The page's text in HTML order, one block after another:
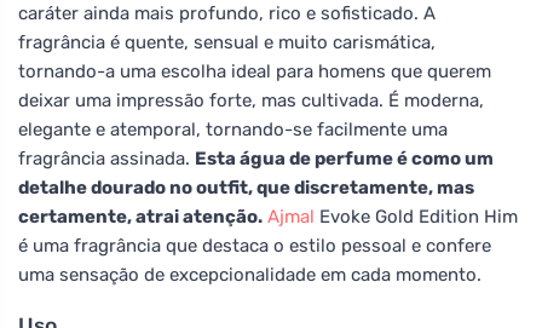
caráter ainda mais profundo, rico e sofisticado. A
fragrância é quente, sensual e muito carismática,
tornando-a uma escolha ideal para homens que querem
deixar uma impressão forte, mas cultivada. É moderna,
elegante e atemporal, tornando-se facilmente uma
fragrância assinada. Esta água de perfume é como um
detalhe dourado no outfit, que discretamente, mas
certamente, atrai atenção. Ajmal Evoke Gold Edition Him
é uma fragrância que destaca o estilo pessoal e confere
uma sensação de excepcionalidade em cada momento.